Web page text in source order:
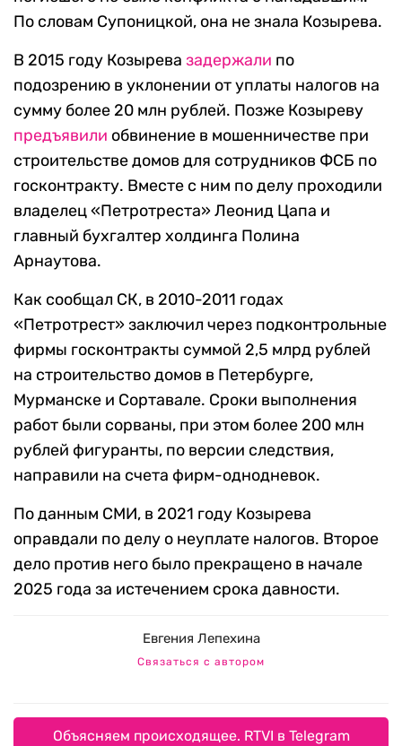
По словам Супоницкой, она не знала Козырева.
В 2015 году Козырева задержали по
подозрению в уклонении от уплаты налогов на
сумму более 20 млн рублей. Позже Козыреву
предъявили обвинение в мошенничестве при
строительстве домов для сотрудников ФСБ по
госконтракту. Вместе с ним по делу проходили
владелец «Петротреста» Леонид Цапа и
главный бухгалтер холдинга Полина
Арнаутова.
Как сообщал СК, в 2010-2011 годах
«Петротрест» заключил через подконтрольные
фирмы госконтракты суммой 2,5 млрд рублей
на строительство домов в Петербурге,
Мурманске и Сортавале. Сроки выполнения
работ были сорваны, при этом более 200 млн
рублей фигуранты, по версии следствия,
направили на счета фирм-однодневок.
По данным СМИ, в 2021 году Козырева
оправдали по делу о неуплате налогов. Второе
дело против него было прекращено в начале
2025 года за истечением срока давности.
Евгения Лепехина
Связаться с автором
Объясняем происходящее. RTVI в Telegram